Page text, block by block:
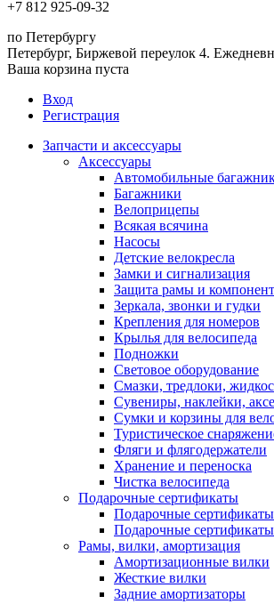
+7 812 925-09-32
по Петербургу
Петербург, Биржевой переулок 4.
Ваша корзина пуста
Вход
Регистрация
Запчасти и аксессуары
Аксессуары
Автомобильные
Багажники
Велоприцепы
Всякая всячина
Насосы
Детские велокресла
Замки и сигнализация
Защита рамы и
Зеркала, звонки и гудки
Крепления для номеров
Крылья для велосипеда
Подножки
Световое оборудование
Смазки, тредлоки,
Сувениры, наклейки,
Сумки и корзины для
Туристическое
Фляги и флягодержатели
Хранение и переноска
Чистка велосипеда
Подарочные сертификаты
Подарочные сертификаты
Подарочные
Рамы, вилки, амортизация
Амортизационные вилки
Жесткие вилки
Задние амортизаторы